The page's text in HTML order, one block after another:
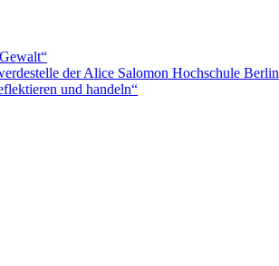
der Alice Salomon Hochschule Berlin
und handeln“